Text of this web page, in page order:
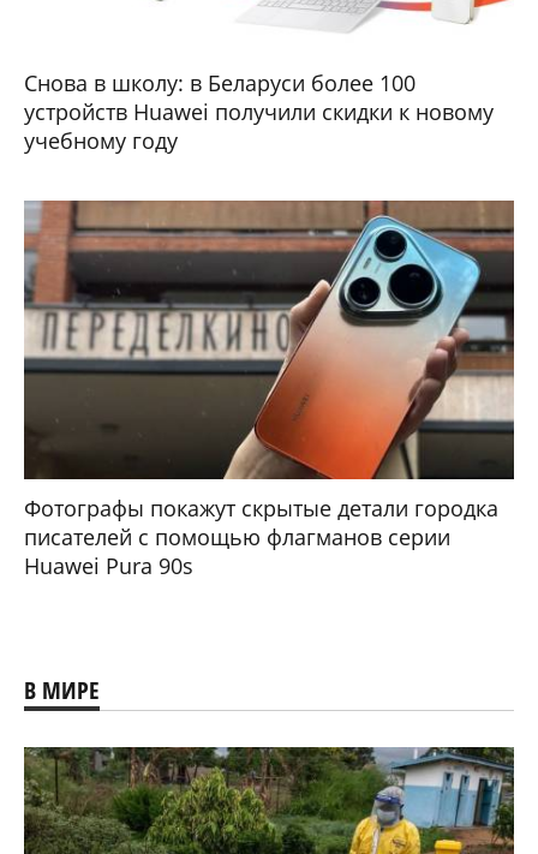
Снова в школу: в Беларуси более 100
устройств Huawei получили скидки к новому
учебному году
Фотографы покажут скрытые детали городка
писателей с помощью флагманов серии
Huawei Pura 90s
В МИРЕ